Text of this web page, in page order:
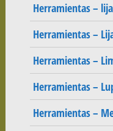
Herramientas –
Herramientas –
Herramientas –
Herramientas –
Herramientas –